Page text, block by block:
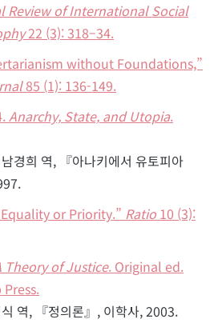
Review of International Social
22 (3): 318–34.
without Foundations,”
85 (1): 136-149.
Anarchy, State, and Utopia.
경희 역, 『아나키에서 유토피아
or Priority.” Ratio 10 (3):
Theory of Justice. Original ed.
역, 『정의론』, 이학사, 2003.